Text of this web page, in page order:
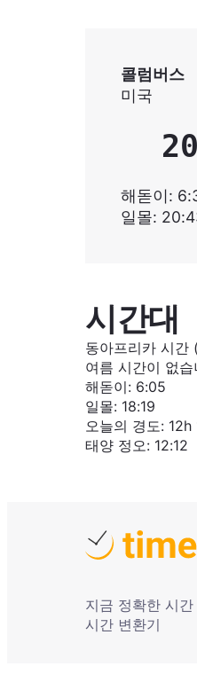
콜럼버스
미국
해돋이:
일몰:
시간대
동아프리카 시간
여름 시간이 없습
해돋이: 6:05
일몰: 18:19
오늘의 경도: 12h
태양 정오: 12:12
지금 정확한 시간
시간 변환기